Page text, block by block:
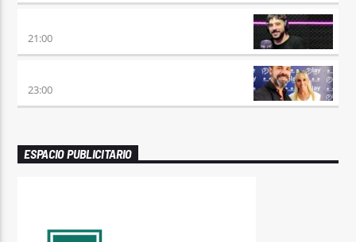
21:00
23:00
ESPACIO PUBLICITARIO